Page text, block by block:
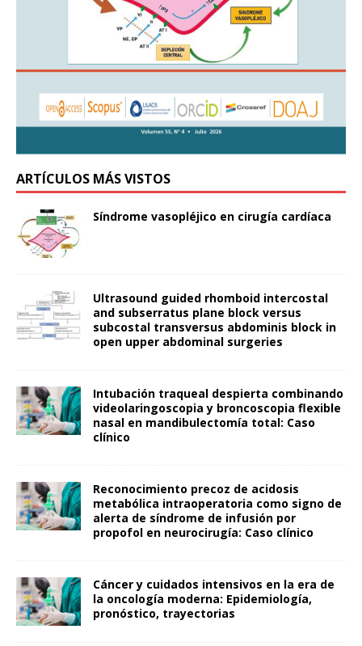
ARTÍCULOS MÁS VISTOS
Síndrome vasopléjico en cirugía cardíaca
Ultrasound guided rhomboid intercostal
and subserratus plane block versus
subcostal transversus abdominis block in
open upper abdominal surgeries
Intubación traqueal despierta combinando
videolaringoscopia y broncoscopia flexible
nasal en mandibulectomía total: Caso
clínico
Reconocimiento precoz de acidosis
metabólica intraoperatoria como signo de
alerta de síndrome de infusión por
propofol en neurocirugía: Caso clínico
Cáncer y cuidados intensivos en la era de
la oncología moderna: Epidemiología,
pronóstico, trayectorias